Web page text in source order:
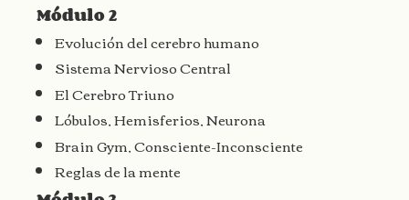
Módulo 2
Evolución del cerebro humano
Sistema Nervioso Central
El Cerebro Triuno
Lóbulos, Hemisferios, Neurona
Brain Gym, Consciente-Inconsciente
Reglas de la mente